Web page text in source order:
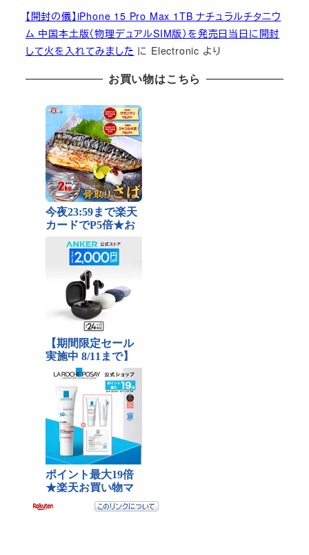
【開封の儀】iPhone 15 Pro Max 1TB ナチュラルチタニウ
ム 中国本土版（物理デュアルSIM版）を発売日当日に開封
して火を入れてみました に Electronic より
お買い物はこちら